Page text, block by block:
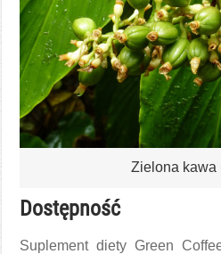
Zielona kawa
Dostępność
Suplement diety Green